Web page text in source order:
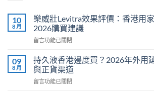
10
8 月
樂威壯Levitra效果評價：香港用
2026購買建議
在
威
壯
Levitra
效
留言功能已關閉
09
8 月
持久液香港邊度買？2026年外用
與正貨渠道
在
留言功能已關閉